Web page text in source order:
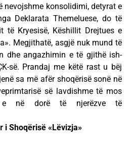
nevojshme konsolidimi, detyrat e
Deklarata Themeluese, do të
të Kryesisë, Këshillit Drejtues e
Megjithatë, asgjë nuk mund të
dhe angazhimin e të gjithë ish-
së. Prandaj me këtë rast u bëj
sa më afër shoqërisë sonë në
së lavdishme të mos
e në dorë të njerëzve të
i Shoqërisë «Lëvizja»